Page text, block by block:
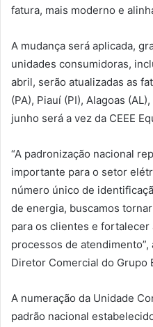
fatura, mais moderno e
A mudança será aplicada,
unidades consumidoras,
abril, serão atualizadas as
(PA), Piauí (PI), Alagoas
junho será a vez da CEEE
“A padronização nacional
importante para o setor
número único de
de energia, buscamos
para os clientes e fortalecer
processos de
Diretor Comercial do Grupo
A numeração da Unidade
padrão nacional